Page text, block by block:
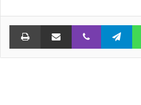
واتساب تيلقرام ڤايبر مشاركة عبر البريد